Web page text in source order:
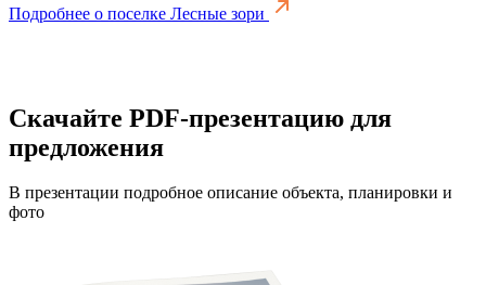
Подробнее о поселке Лесные зори
Скачайте PDF-презентацию для
предложения
В презентации подробное описание объекта, планировки и
фото